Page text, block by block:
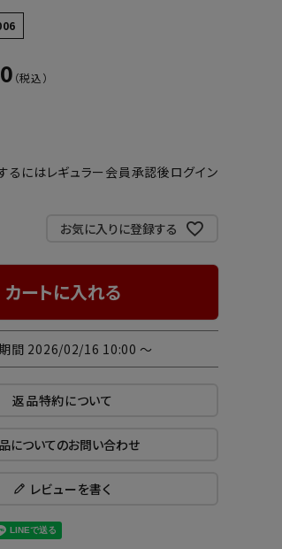
コラボジェル
るにはレギュラー会員承認後ログイン
お気に入りに登録する
カートに入れる
間 2026/02/16 10:00 〜
返品特約について
についてのお問い合わせ
レビューを書く